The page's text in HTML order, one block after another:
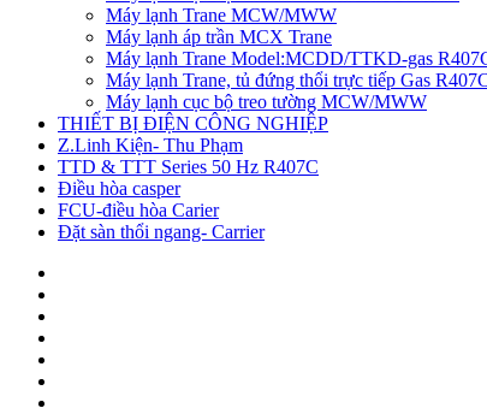
Máy lạnh Trane MCW/MWW
Máy lạnh áp trần MCX Trane
Máy lạnh Trane Model:MCDD/TTKD-gas
Máy lạnh Trane, tủ đứng thổi trực tiếp Gas
Máy lạnh cục bộ treo tường MCW/MWW
THIẾT BỊ ĐIỆN CÔNG NGHIỆP
Z.Linh Kiện- Thu Phạm
TTD & TTT Series 50 Hz R407C
Điều hòa casper
FCU-điều hòa Carier
Đặt sàn thổi ngang- Carrier